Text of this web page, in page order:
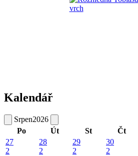
Kalendář
Srpen2026
Po
Út St Čt
27
2
28
2
29
2
30
2